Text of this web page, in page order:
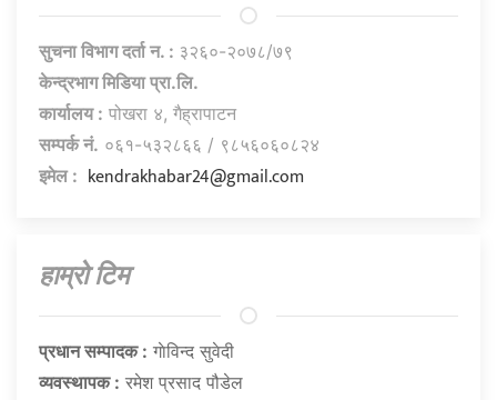
सुचना विभाग दर्ता न. : ३२६०-२०७८/७९
केन्द्रभाग मिडिया प्रा.लि.
कार्यालय : पोखरा ४, गैह्रापाटन
सम्पर्क नं. ०६१-५३२८६६ / ९८५६०६०८२४
इमेल : kendrakhabar24@gmail.com
हाम्राे टिम
प्रधान सम्पादक : गाेविन्द सुवेदी
व्यवस्थापक : रमेश प्रसाद पौडेल